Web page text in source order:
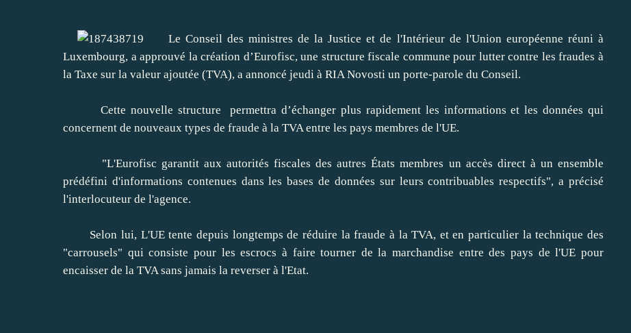
Le Conseil des ministres de la Justice et de l'Intérieur de l'Union européenne réuni à
Luxembourg, a approuvé la création d’Eurofisc, une structure fiscale commune pour lutter contre les fraudes à
la Taxe sur la valeur ajoutée (TVA), a annoncé jeudi à RIA Novosti un porte-parole du Conseil.
Cette nouvelle structure permettra d’échanger plus rapidement les informations et les données qui
concernent de nouveaux types de fraude à la TVA entre les pays membres de l'UE.
"L'Eurofisc garantit aux autorités fiscales des autres États membres un accès direct à un ensemble
prédéfini d'informations contenues dans les bases de données sur leurs contribuables respectifs", a précisé
l'interlocuteur de l'agence.
Selon lui, L'UE tente depuis longtemps de réduire la fraude à la TVA, et en particulier la technique des
"carrousels" qui consiste pour les escrocs à faire tourner de la marchandise entre des pays de l'UE pour
encaisser de la TVA sans jamais la reverser à l'Etat.